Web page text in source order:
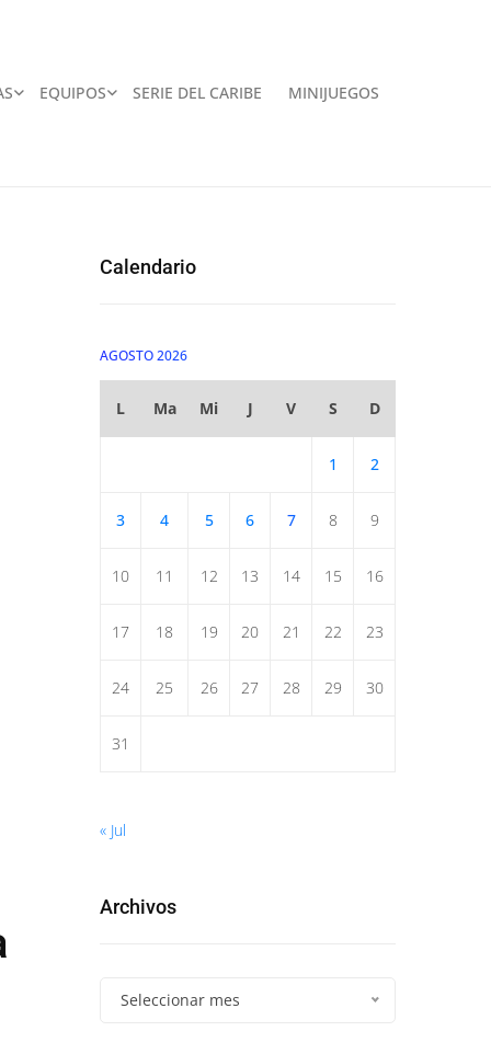
EQUIPOS SERIE DEL CARIBE MINIJUEGOS
Calendario
AGOSTO 2026
L Ma Mi J V S D
1 2
3 4 5 6 7 8 9
10 11 12 13 14 15 16
17 18 19 20 21 22 23
24 25 26 27 28 29 30
31
« Jul
Archivos
Seleccionar mes